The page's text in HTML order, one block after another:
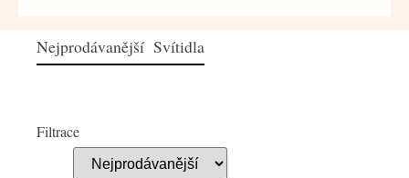
Nejprodávanější Svítidla
Filtrace